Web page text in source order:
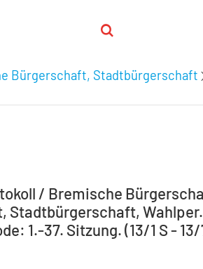
Bürgerschaft, Stadtbürgerschaft
/ Bremische
Wahlper.
1.-37. Sitzung. (13/1 S -